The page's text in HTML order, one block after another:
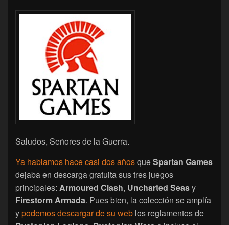
Saludos, Señores de la Guerra.
Ya hablamos hace casi dos añosqueSpartan Games
dejaba en descarga gratuita sus tres juegos
principales: Armoured Clash, Uncharted Seasy
Firestorm Armada. Pues bien, la colección se amplía
ypodemos descargar de su web los reglamentos de